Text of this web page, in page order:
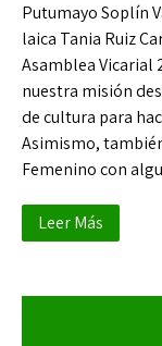
Putumayo Soplín
laica Tania Ruiz
Asamblea Vicarial
nuestra misión
de cultura para
Asimismo,
Femenino con
Leer Más